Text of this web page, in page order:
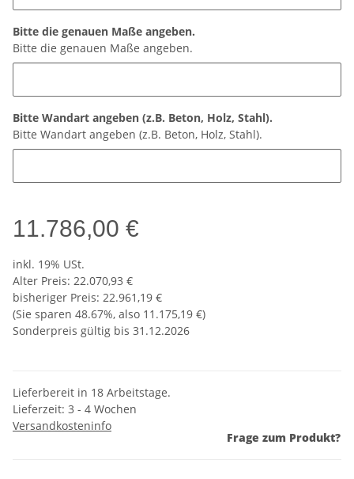
Bitte die genauen Maße angeben.
Bitte die genauen Maße angeben.
Bitte Wandart angeben (z.B. Beton, Holz, Stahl).
Bitte Wandart angeben (z.B. Beton, Holz, Stahl).
11.786,00 €
inkl. 19% USt.
Alter Preis: 22.070,93 €
bisheriger Preis: 22.961,19 €
(Sie sparen 48.67%, also 11.175,19 €)
Sonderpreis gültig bis 31.12.2026
Lieferbereit in 18 Arbeitstage.
Lieferzeit: 3 - 4 Wochen
Versandkosteninfo
Frage zum Produkt?